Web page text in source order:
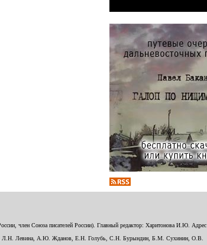
член Союза писателей России). Главный редактор: Харитонова И.Ю. Адрес
Л.Н. Левина, А.Ю. Жданов, Е.Н. Голубь, С.Н. Бурындин, Б.М. Сухинин, О.В.